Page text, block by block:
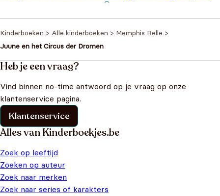
Kinderboeken > Alle kinderboeken > Memphis Belle >
Juune en het Circus der Dromen
Heb je een vraag?
Vind binnen no-time antwoord op je vraag op onze
klantenservice pagina.
Klantenservice
Alles van Kinderboekjes.be
Zoek op leeftijd
Zoeken op auteur
Zoek naar merken
Zoek naar series of karakters